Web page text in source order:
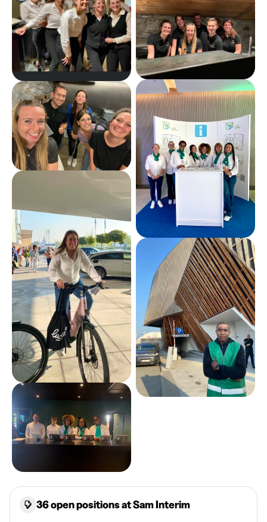
36 open positions at Sam Interim